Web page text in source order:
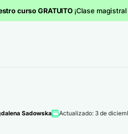
curso GRATUITO ¡Clase
Sadowska Actualizado: 3 de